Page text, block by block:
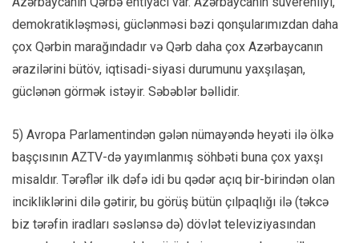
demokratikləşməsi, güclənməsi bəzi qonşularımızdan daha
çox Qərbin marağındadır və Qərb daha çox Azərbaycanın
ərazilərini bütöv, iqtisadi-siyasi durumunu yaxşılaşan,
güclənən görmək istəyir. Səbəblər bəllidir.
5) Avropa Parlamentindən gələn nümayəndə heyəti ilə ölkə
başçısının AZTV-də yayımlanmış söhbəti buna çox yaxşı
misaldır. Tərəflər ilk dəfə idi bu qədər açıq bir-birindən olan
incikliklərini dilə gətirir, bu görüş bütün çılpaqlığı ilə (təkcə
biz tərəfin iradları səslənsə də) dövlət televiziyasından